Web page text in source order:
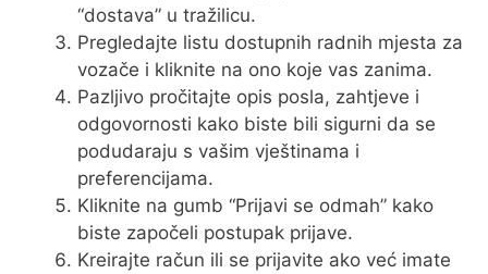
“dostava” u tražilicu.
Pregledajte listu dostupnih radnih mjesta za
vozače i kliknite na ono koje vas zanima.
Pazljivo pročitajte opis posla, zahtjeve i
odgovornosti kako biste bili sigurni da se
podudaraju s vašim vještinama i
preferencijama.
Kliknite na gumb “Prijavi se odmah” kako
biste započeli postupak prijave.
Kreirajte račun ili se prijavite ako već imate